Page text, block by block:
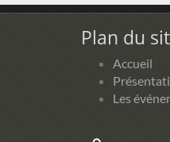
Plan du
Accueil
Les